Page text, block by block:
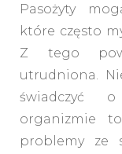
Pasożyty
które często
Z tego
utrudniona.
świadczyć
organizmie
problemy ze